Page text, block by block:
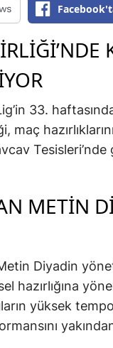
33.
maç
METIN
Diyadin
hazırlığına
yüksek